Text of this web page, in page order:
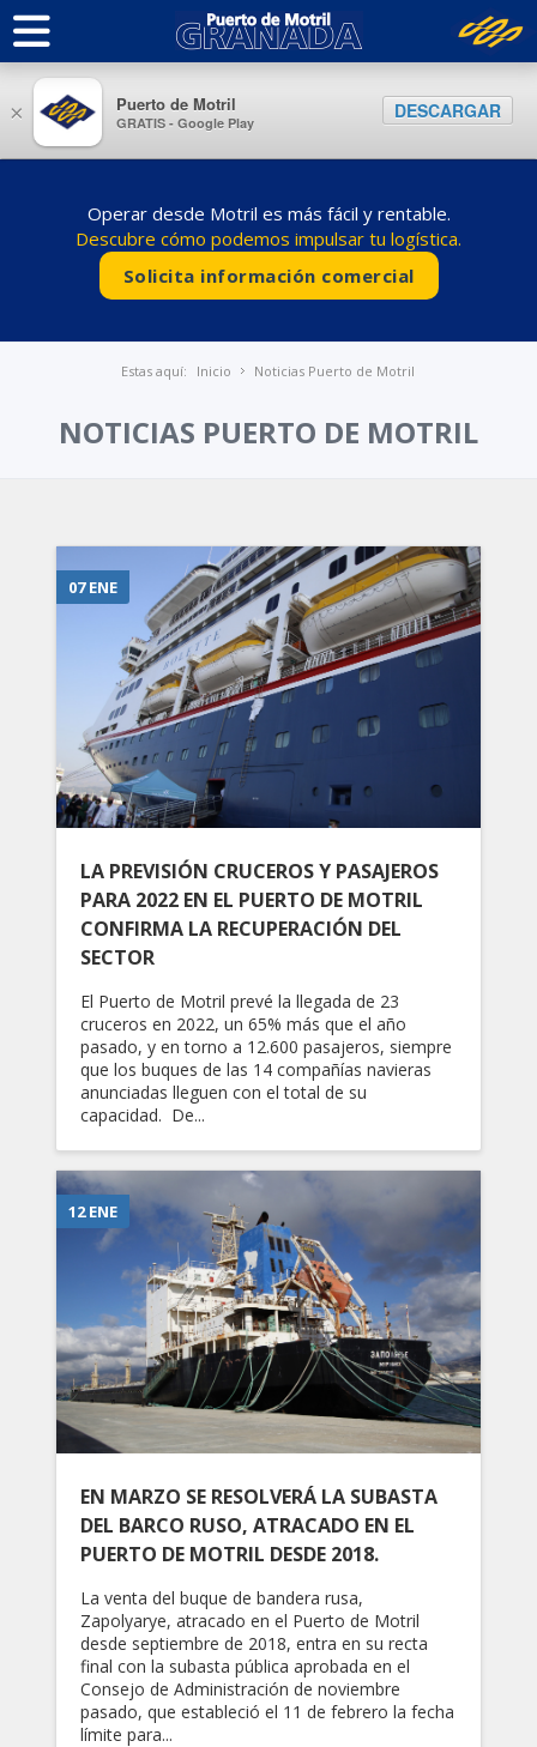
Operar desde Motril es más fácil y rentable.
Descubre cómo podemos impulsar tu logística.
Solicita información comercial
Estas aquí: Inicio Noticias Puerto de Motril
NOTICIAS PUERTO DE MOTRIL
07 ENE
LA PREVISIÓN CRUCEROS Y PASAJEROS
PARA 2022 EN EL PUERTO DE MOTRIL
CONFIRMA LA RECUPERACIÓN DEL
SECTOR
El Puerto de Motril prevé la llegada de 23
cruceros en 2022, un 65% más que el año
pasado, y en torno a 12.600 pasajeros, siempre
que los buques de las 14 compañías navieras
anunciadas lleguen con el total de su
capacidad. De...
12 ENE
EN MARZO SE RESOLVERÁ LA SUBASTA
DEL BARCO RUSO, ATRACADO EN EL
PUERTO DE MOTRIL DESDE 2018.
La venta del buque de bandera rusa,
Zapolyarye, atracado en el Puerto de Motril
desde septiembre de 2018, entra en su recta
final con la subasta pública aprobada en el
Consejo de Administración de noviembre
pasado, que estableció el 11 de febrero la fecha
límite para...
× Puerto de Motril
GRATIS - Google Play
DESCARGAR